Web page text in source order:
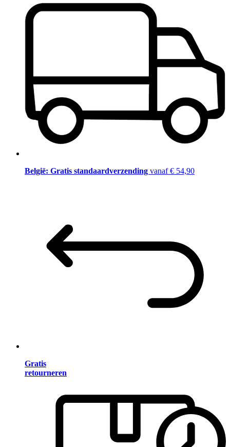
België: Gratis standaardverzending vanaf € 54,90
Gratis
retourneren